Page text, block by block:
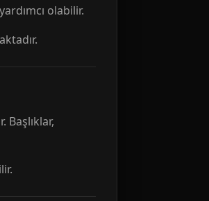
olabilir.
Başlıklar,